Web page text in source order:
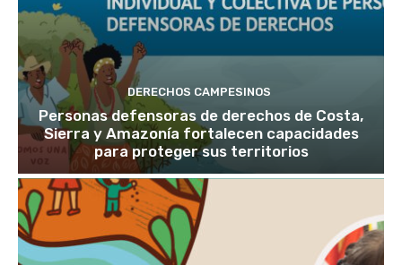
DERECHOS CAMPESINOS
Personas defensoras de derechos de Costa,
Sierra y Amazonía fortalecen capacidades
para proteger sus territorios